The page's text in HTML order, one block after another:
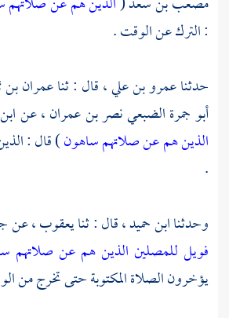
: الترك عن الوقت .
حدثناعمرو بن علي، قال : ثناعمران بن
أبو جمرة الضبعي نصر بن عمران، عن
الذين هم عن صلاتهم ساهون) قال :
.
وحدثناابن حميد، قال : ثنايعقوب، عن
فويل للمصلين الذين هم عن صلاتهم
يؤخرون الصلاة المكتوبة حتى تخرج من